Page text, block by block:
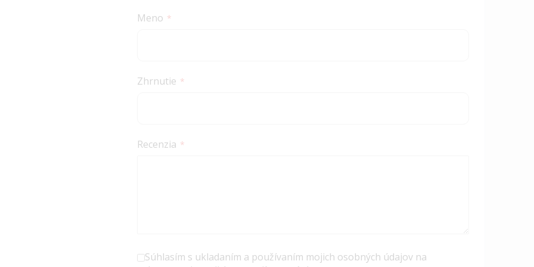
Meno
Zhrnutie
Recenzia
Súhlasím s ukladaním a používaním mojich osobných údajov na